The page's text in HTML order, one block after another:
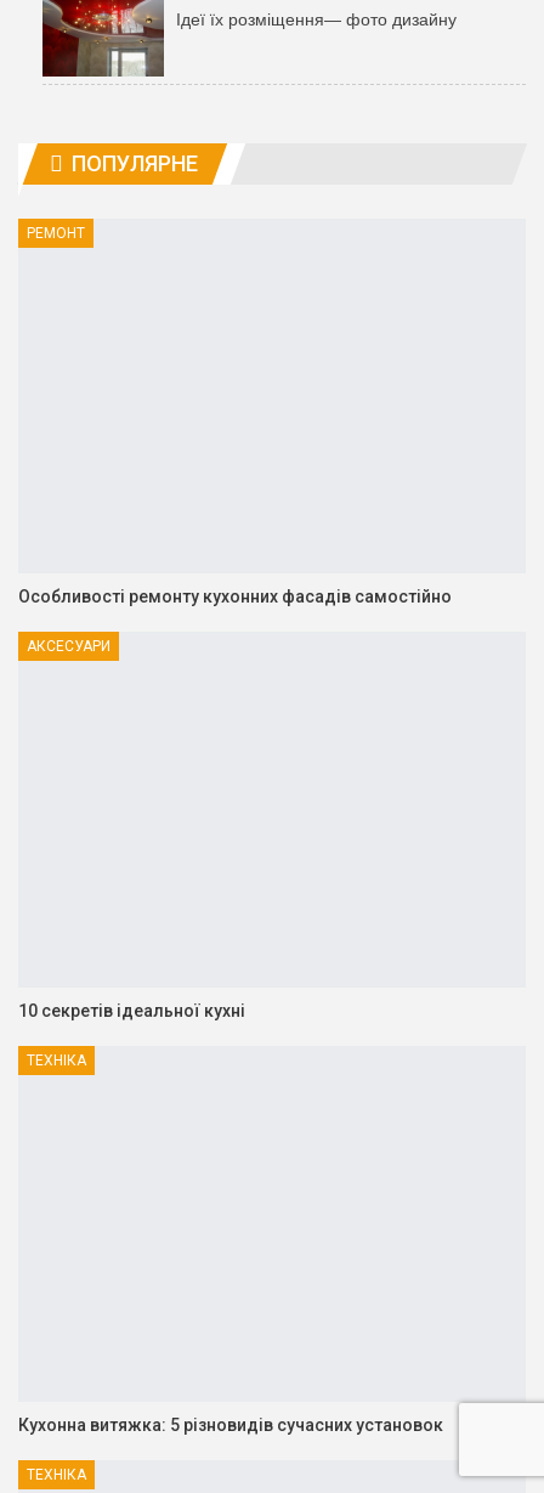
Ідеї ​​їх розміщення— фото дизайну
ПОПУЛЯРНЕ
РЕМОНТ
Особливості ремонту кухонних фасадів самостійно
АКСЕСУАРИ
10 секретів ідеальної кухні
ТЕХНІКА
Кухонна витяжка: 5 різновидів сучасних установок
ТЕХНІКА